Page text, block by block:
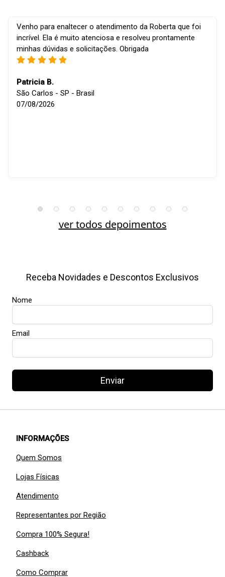
Venho para enaltecer o atendimento da Roberta que foi
incrível. Ela é muito atenciosa e resolveu prontamente
minhas dúvidas e solicitações. Obrigada
Patricia B.
São Carlos - SP - Brasil
07/08/2026
ver todos depoimentos
Receba Novidades e Descontos Exclusivos
Nome
Email
Enviar
INFORMAÇÕES
Quem Somos
Lojas Físicas
Atendimento
Representantes por Região
Compra 100% Segura!
Cashback
Como Comprar